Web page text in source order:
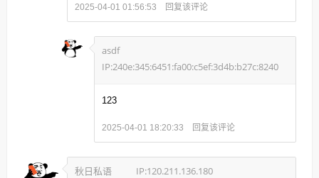
2025-04-01 01:56:53 回复该评论
asdf
IP:240e:345:6451:fa00:c5ef:3d4b:b27c:8240
123
2025-04-01 18:20:33 回复该评论
秋日私语 IP:120.211.136.180